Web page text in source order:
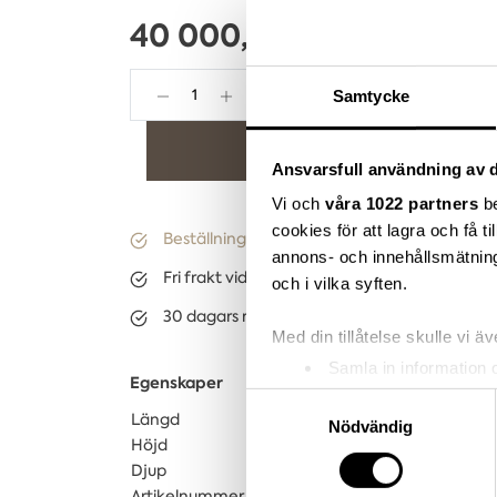
Samtycke
Ansvarsfull användning av
Vi och våra 1022 partners
cookies för att lagra och få
annons- och
och i vilka syften.
Med din tillåtelse skulle vi
Samla in information
Identifiera din enhet
Ta reda på mer om hur
eller dra tillbaka ditt
Nödvändig
40 000,00 kr
Beställningsvara(8-11 veckors leveranstid)
Fri frakt vid köp över 3.000kr
30 dagars returrätt på lagervaror
Egenskaper
Längd
177
Höjd
Djup